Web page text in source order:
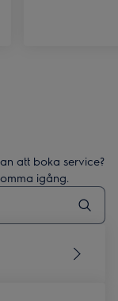
att boka service?
igång.